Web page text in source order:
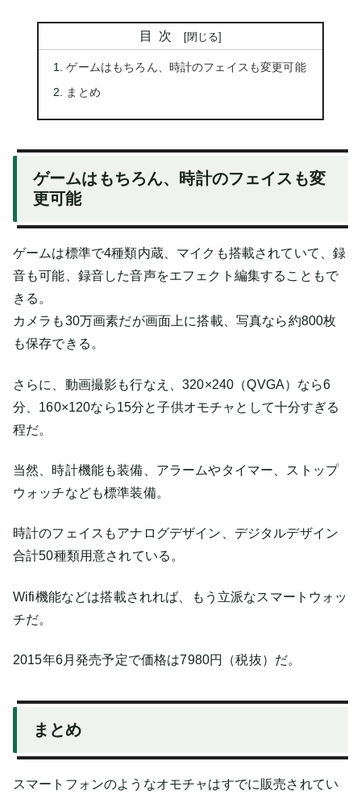
目次
ゲームはもちろん、時計のフェイスも変更可能
まとめ
ゲームはもちろん、時計のフェイスも変
更可能
ゲームは標準で4種類内蔵、マイクも搭載されていて、録
音も可能、録音した音声をエフェクト編集することもで
きる。
カメラも30万画素だが画面上に搭載、写真なら約800枚
も保存できる。
さらに、動画撮影も行なえ、320×240（QVGA）なら6
分、160×120なら15分と子供オモチャとして十分すぎる
程だ。
当然、時計機能も装備、アラームやタイマー、ストップ
ウォッチなども標準装備。
時計のフェイスもアナログデザイン、デジタルデザイン
合計50種類用意されている。
Wifi機能などは搭載されれば、もう立派なスマートウォッ
チだ。
2015年6月発売予定で価格は7980円（税抜）だ。
まとめ
スマートフォンのようなオモチャはすでに販売されてい